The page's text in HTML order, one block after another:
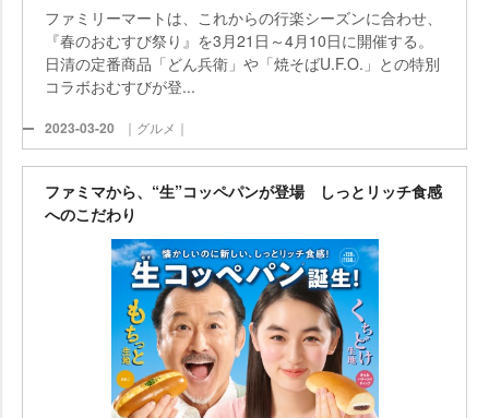
ファミリーマートは、これからの行楽シーズンに合わせ、
『春のおむすび祭り』を3月21日～4月10日に開催する。
日清の定番商品「どん兵衛」や「焼そばU.F.O.」との特別
コラボおむすびが登...
2023-03-20 ｜グルメ｜
ファミマから、“生”コッペパンが登場 しっとリッチ食感
へのこだわり